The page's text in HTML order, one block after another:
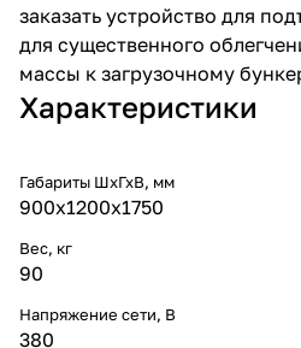
заказать устройство для
для существенного
массы к загрузочному
Характеристики
Габариты ШхГхВ, мм
900х1200х1750
Вес, кг
90
Напряжение сети, В
380